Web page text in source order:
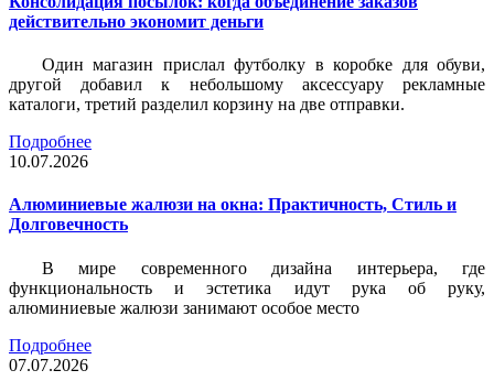
действительно экономит деньги
Один магазин прислал футболку в коробке для обуви,
другой добавил к небольшому аксессуару рекламные
каталоги, третий разделил корзину на две отправки.
Подробнее
10.07.2026
Алюминиевые жалюзи на окна: Практичность, Стиль и
Долговечность
В мире современного дизайна интерьера, где
функциональность и эстетика идут рука об руку,
алюминиевые жалюзи занимают особое место
Подробнее
07.07.2026